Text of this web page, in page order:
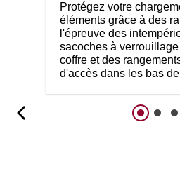
Protégez votre
éléments grâce à des
l'épreuve des
sacoches à
coffre et des
d'accès dans les bas